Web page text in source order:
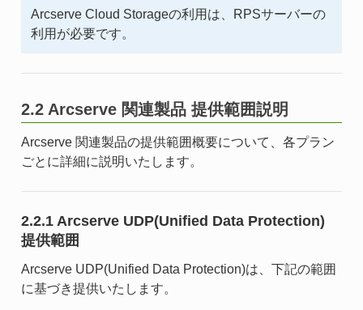
Arcserve Cloud Storageの利用は、RPSサーバーの
利用が必要です。
2.2 Arcserve 関連製品 提供範囲説明
Arcserve 関連製品の提供範囲概要について、各プラン
ごとに詳細に説明いたします。
2.2.1 Arcserve UDP(Unified Data Protection)
提供範囲
Arcserve UDP(Unified Data Protection)は、下記の範囲
に基づき提供いたします。